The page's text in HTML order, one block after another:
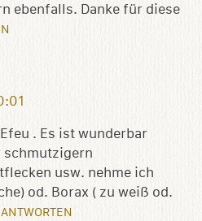
ebenfalls. Danke für diese
. Es ist wunderbar
schmutzigern
usw. nehme ich
od. Borax ( zu weiß od.
ANTWORTEN